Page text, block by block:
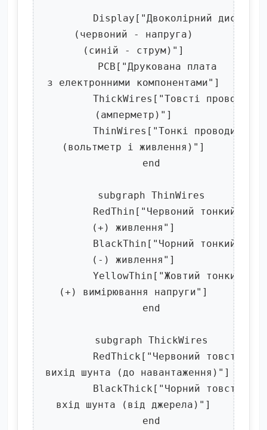
        Display["Двоколірний дисплей
(червоний - напруга)
(синій - струм)"]
        PCB["Друкована плата
з електронними компонентами"]
        ThickWires["Товсті проводи
(амперметр)"]
        ThinWires["Тонкі проводи
(вольтметр і живлення)"]
      end
      subgraph ThinWires
        RedThin["Червоний тонкий
(+) живлення"]
        BlackThin["Чорний тонкий
(-) живлення"]
        YellowThin["Жовтий тонкий
(+) вимірювання напруги"]
      end
      subgraph ThickWires
        RedThick["Червоний товстий
вихід шунта (до навантаження)"]
        BlackThick["Чорний товстий
вхід шунта (від джерела)"]
      end